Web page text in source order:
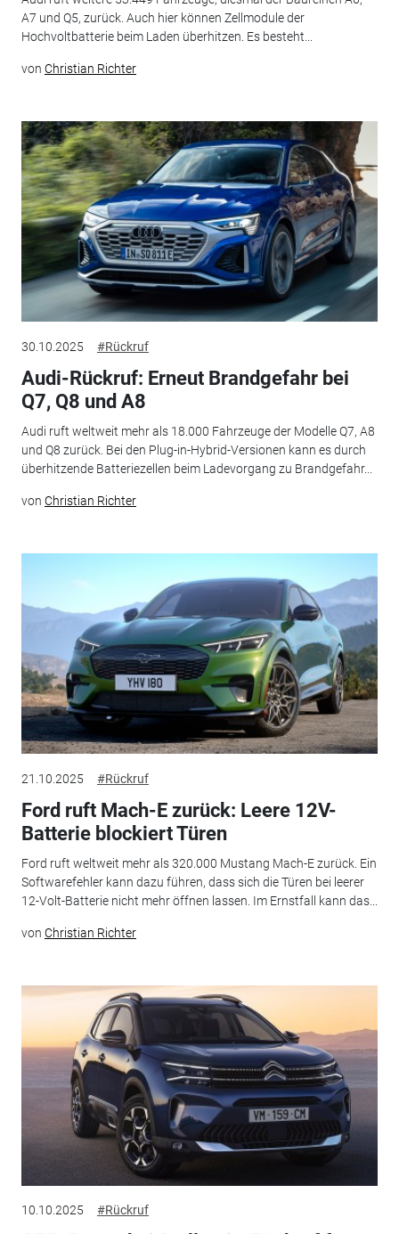
A7 und Q5, zurück. Auch hier können Zellmodule der
Hochvoltbatterie beim Laden überhitzen. Es besteht...
von Christian Richter
30.10.2025 #Rückruf
Audi-Rückruf: Erneut Brandgefahr bei
Q7, Q8 und A8
Audi ruft weltweit mehr als 18.000 Fahrzeuge der Modelle Q7, A8
und Q8 zurück. Bei den Plug-in-Hybrid-Versionen kann es durch
überhitzende Batteriezellen beim Ladevorgang zu Brandgefahr...
von Christian Richter
21.10.2025 #Rückruf
Ford ruft Mach-E zurück: Leere 12V-
Batterie blockiert Türen
Ford ruft weltweit mehr als 320.000 Mustang Mach-E zurück. Ein
Softwarefehler kann dazu führen, dass sich die Türen bei leerer
12-Volt-Batterie nicht mehr öffnen lassen. Im Ernstfall kann das...
von Christian Richter
10.10.2025 #Rückruf